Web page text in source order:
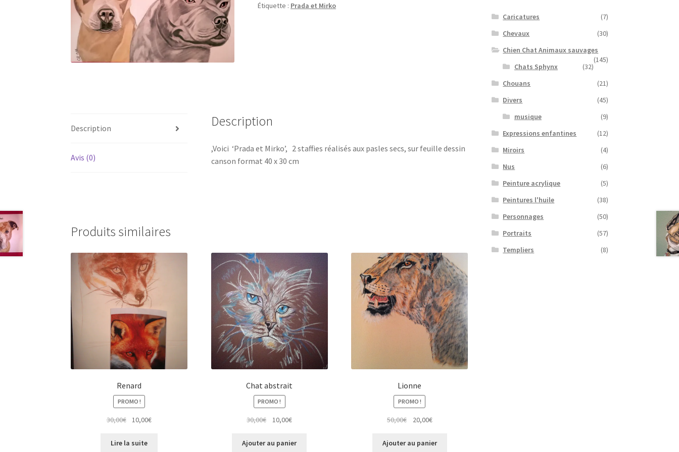
Étiquette : Prada et Mirko
Description
Avis (0)
Description
,Voici ‘Prada et Mirko’, 2 staffies réalisés aux pasles secs, sur feuille dessin
canson format 40 x 30 cm
Produits similaires
Renard
PROMO !
30,00€
Le
initial
10,00€Le
Lire la suite
Chat abstrait
PROMO !
30,00€
Le
initial
10,00€Le
actuel
Ajouter au panier
Lionne
PROMO !
50,00€
Le
initial
20,00€Le
actuel
Ajouter au panier
Caricatures
(7)
Chevaux
(30)
Chien Chat Animaux sauvages
(145)
Chats Sphynx
(32)
Chouans
(21)
Divers
(45)
musique
(9)
Expressions enfantines
(12)
Miroirs
(4)
Nus
(6)
Peinture acrylique
(5)
Peintures l'huile
(38)
Personnages
(50)
Portraits
(57)
Templiers
(8)